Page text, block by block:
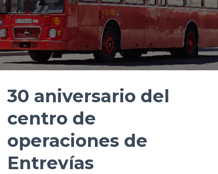
R
M
D
E
N
30 aniversario del
centro de
operaciones de
Entrevías